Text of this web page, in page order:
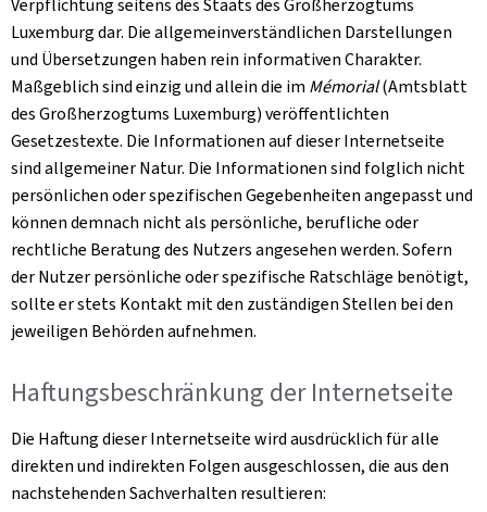
Verpflichtung seitens des Staats des Großherzogtums
Luxemburg dar. Die allgemeinverständlichen Darstellungen
und Übersetzungen haben rein informativen Charakter.
Maßgeblich sind einzig und allein die im Mémorial(Amtsblatt
des Großherzogtums Luxemburg) veröffentlichten
Gesetzestexte. Die Informationen auf dieser Internetseite
sind allgemeiner Natur. Die Informationen sind folglich nicht
persönlichen oder spezifischen Gegebenheiten angepasst und
können demnach nicht als persönliche, berufliche oder
rechtliche Beratung des Nutzers angesehen werden. Sofern
der Nutzer persönliche oder spezifische Ratschläge benötigt,
sollte er stets Kontakt mit den zuständigen Stellen bei den
jeweiligen Behörden aufnehmen.
Haftungsbeschränkung der Internetseite
Die Haftung dieser Internetseite wird ausdrücklich für alle
direkten und indirekten Folgen ausgeschlossen, die aus den
nachstehenden Sachverhalten resultieren: